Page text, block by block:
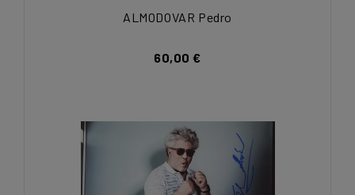
ALMODOVAR Pedro
60,00 €